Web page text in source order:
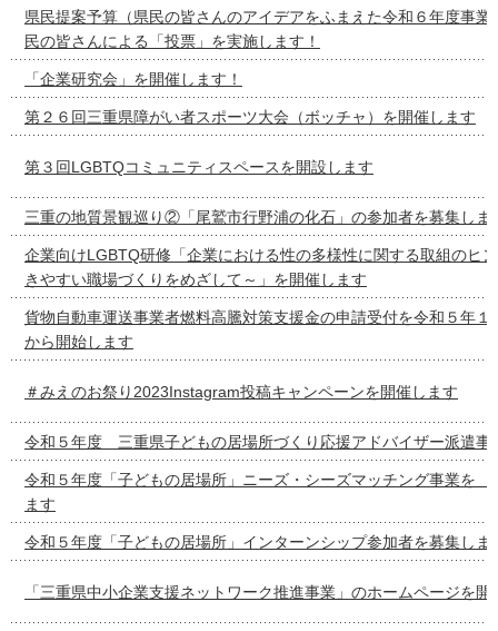
県民提案予算（県民の皆さんのアイデアをふまえた令和６年度事業
民の皆さんによる「投票」を実施します！
「企業研究会」を開催します！
第２６回三重県障がい者スポーツ大会（ボッチャ）を開催します
第３回LGBTQコミュニティスペースを開設します
三重の地質景観巡り②「尾鷲市行野浦の化石」の参加者を募集しま
企業向けLGBTQ研修「企業における性の多様性に関する取組のヒ
きやすい職場づくりをめざして～」を開催します
貨物自動車運送事業者燃料高騰対策支援金の申請受付を令和５年１
から開始します
＃みえのお祭り2023Instagram投稿キャンペーンを開催します
令和５年度 三重県子どもの居場所づくり応援アドバイザー派遣事
令和５年度「子どもの居場所」ニーズ・シーズマッチング
ます
令和５年度「子どもの居場所」インターンシップ参加者を募集しま
「三重県中小企業支援ネットワーク推進事業」のホームページを開